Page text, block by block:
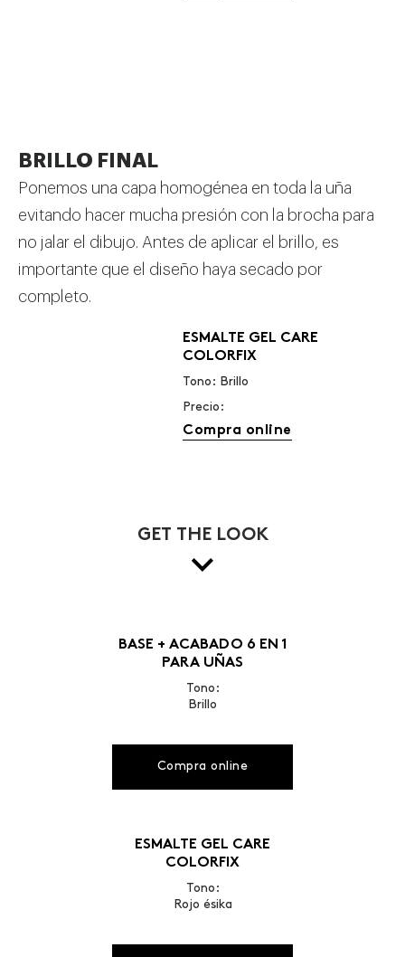
BRILLO FINAL
Ponemos una capa homogénea en toda la uña
evitando hacer mucha presión con la brocha para
no jalar el dibujo. Antes de aplicar el brillo, es
importante que el diseño haya secado por
completo.
ESMALTE GEL CARE
COLORFIX
Tono: Brillo
Precio:
Compra online
GET THE LOOK
BASE + ACABADO 6 EN 1
PARA UÑAS
Tono:
Brillo
Compra online
ESMALTE GEL CARE
COLORFIX
Tono:
Rojo ésika